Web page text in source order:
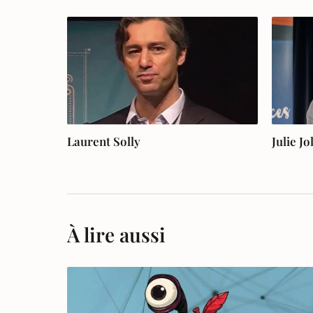
Laurent Solly Julie
À lire aussi